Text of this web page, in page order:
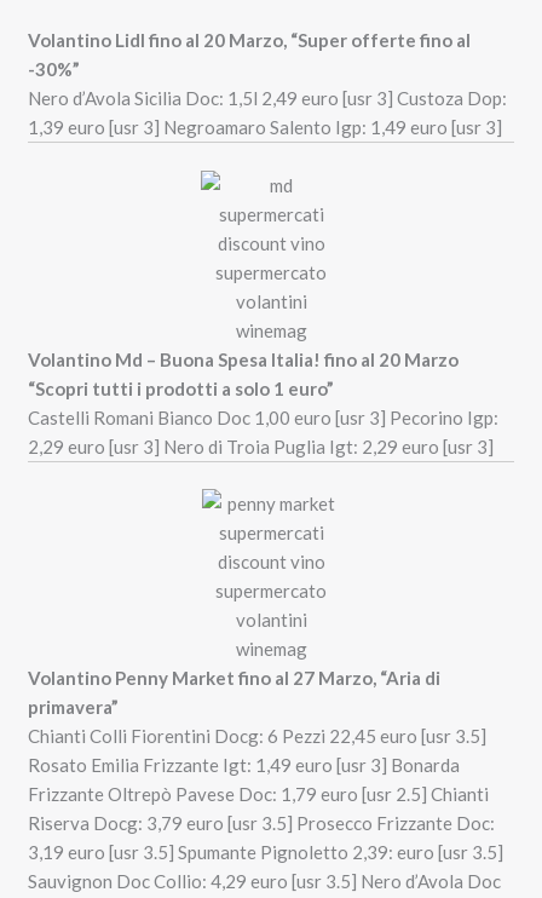
Volantino Lidl fino al 20 Marzo, “Super offerte fino al
-30%”
Nero d’Avola Sicilia Doc: 1,5l 2,49 euro [usr 3] Custoza Dop:
1,39 euro [usr 3] Negroamaro Salento Igp: 1,49 euro [usr 3]
Volantino Md – Buona Spesa Italia! fino al 20 Marzo
“Scopri tutti i prodotti a solo 1 euro”
Castelli Romani Bianco Doc 1,00 euro [usr 3] Pecorino Igp:
2,29 euro [usr 3] Nero di Troia Puglia Igt: 2,29 euro [usr 3]
Volantino Penny Market fino al 27 Marzo, “Aria di
primavera”
Chianti Colli Fiorentini Docg: 6 Pezzi 22,45 euro [usr 3.5]
Rosato Emilia Frizzante Igt: 1,49 euro [usr 3] Bonarda
Frizzante Oltrepò Pavese Doc: 1,79 euro [usr 2.5] Chianti
Riserva Docg: 3,79 euro [usr 3.5] Prosecco Frizzante Doc:
3,19 euro [usr 3.5] Spumante Pignoletto 2,39: euro [usr 3.5]
Sauvignon Doc Collio: 4,29 euro [usr 3.5] Nero d’Avola Doc